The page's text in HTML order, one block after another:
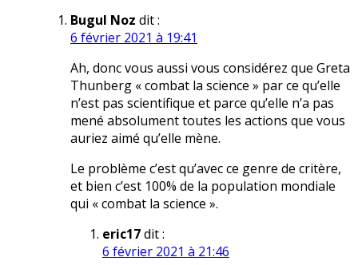
Bugul Noz dit :
6 février 2021 à 19:41
Ah, donc vous aussi vous considérez que Greta
Thunberg « combat la science » par ce qu’elle
n’est pas scientifique et parce qu’elle n’a pas
mené absolument toutes les actions que vous
auriez aimé qu’elle mène.
Le problème c’est qu’avec ce genre de critère,
et bien c’est 100% de la population mondiale
qui « combat la science ».
eric17dit :
6 février 2021 à 21:46